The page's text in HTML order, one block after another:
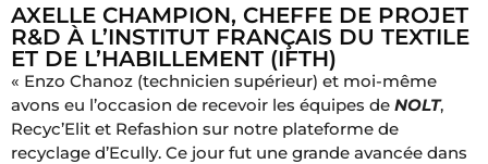
AXELLE CHAMPION, CHEFFE DE PROJET
R&D À L’INSTITUT FRANÇAIS DU TEXTILE
ET DE L’HABILLEMENT (IFTH)
« Enzo Chanoz (technicien supérieur) et moi-même
avons eu l’occasion de recevoir les équipes de NOLT,
Recyc’Elit et Refashion sur notre plateforme de
recyclage d’Ecully. Ce jour fut une grande avancée dans